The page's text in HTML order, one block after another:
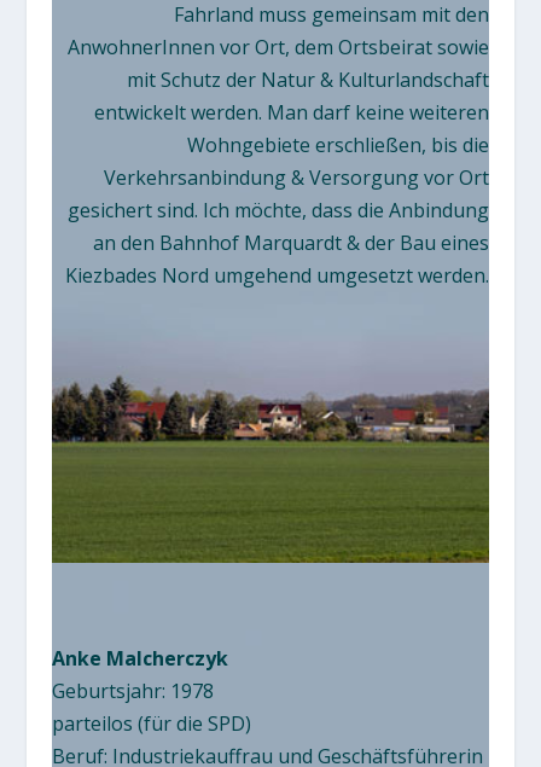
Fahrland muss gemeinsam mit den
AnwohnerInnen vor Ort, dem Ortsbeirat sowie
mit Schutz der Natur & Kulturlandschaft
entwickelt werden. Man darf keine weiteren
Wohngebiete erschließen, bis die
Verkehrsanbindung & Versorgung vor Ort
gesichert sind. Ich möchte, dass die Anbindung
an den Bahnhof Marquardt & der Bau eines
Kiezbades Nord umgehend umgesetzt werden.
Anke Malcherczyk
Geburtsjahr: 1978
parteilos (für die SPD)
Beruf: Industriekauffrau und Geschäftsführerin